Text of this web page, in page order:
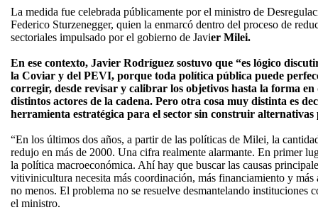
La medida fue celebrada públicamente por el ministro de
Federico Sturzenegger, quien la enmarcó dentro del proceso de
sectoriales impulsado por el gobierno de Javier Milei.
En ese contexto, Javier Rodríguez sostuvo que “es lógico
la Coviar y del PEVI, porque toda política pública puede
corregir, desde revisar y calibrar los objetivos hasta la forma en
distintos actores de la cadena. Pero otra cosa muy distinta es
herramienta estratégica para el sector sin construir
“En los últimos dos años, a partir de las políticas de Milei, la
redujo en más de 2000. Una cifra realmente alarmante. En primer
la política macroeconómica. Ahí hay que buscar las causas
vitivinicultura necesita más coordinación, más financiamiento y
no menos. El problema no se resuelve desmantelando instituciones
el ministro.